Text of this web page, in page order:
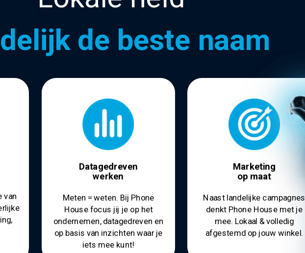
de beste naam
van
Datagedreven
werken
Meten = weten. Bij Phone
House focus jij je op het
ondernemen, datagedreven en
op basis van inzichten waar je
iets mee kunt!
Marketing
op maat
Naast landelijke campagnes
denkt Phone House met je
mee. Lokaal & volledig
afgestemd op jouw winkel.